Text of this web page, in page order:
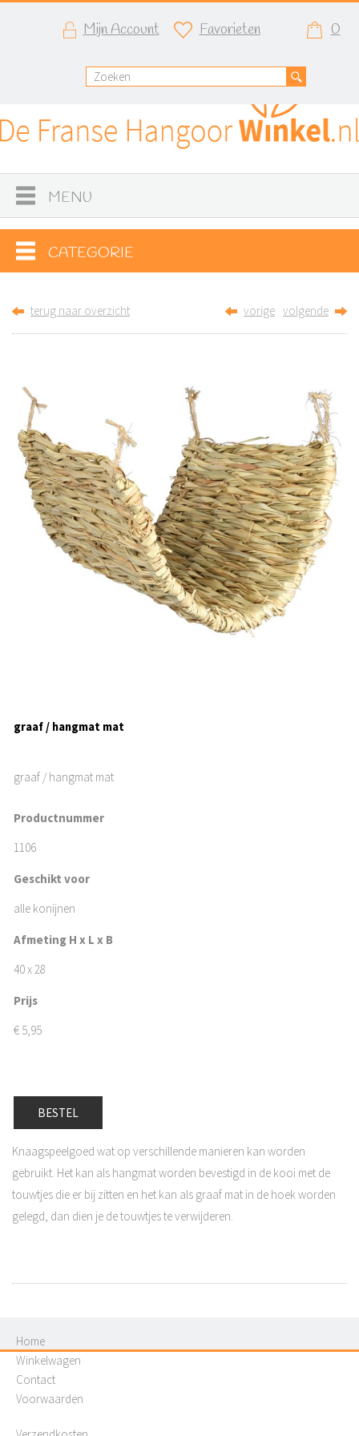
Mijn Account Favorieten 0
MENU
CATEGORIE
terug naar overzicht vorige volgende
graaf / hangmat mat
graaf / hangmat mat
Productnummer
1106
Geschikt voor
alle konijnen
Afmeting H x L x B
40 x 28
Prijs
€ 5,95
BESTEL
Knaagspeelgoed wat op verschillende manieren kan worden
gebruikt. Het kan als hangmat worden bevestigd in de kooi met de
touwtjes die er bij zitten en het kan als graaf mat in de hoek worden
gelegd, dan dien je de touwtjes te verwijderen.
Home
Winkelwagen
Contact
Voorwaarden